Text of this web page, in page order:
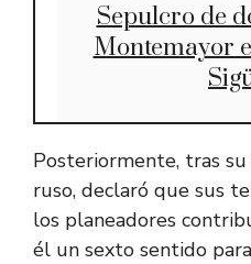
Sepulcro de
Montemayor
Posteriormente, tras
ruso, declaró que sus
los planeadores
él un sexto sentido